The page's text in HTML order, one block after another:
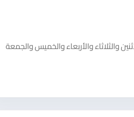
والأربعاء والخميس والجمعة